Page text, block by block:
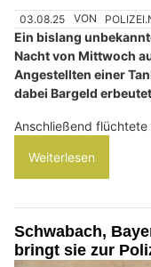
03.08.25 VON
Ein bislang
Nacht von Mittwoch
Angestellten einer
dabei Bargeld
Anschließend
Weiterlesen
Schwabach,
bringt sie zur